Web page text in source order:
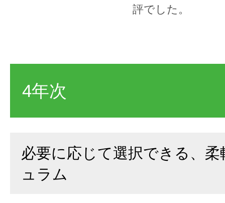
評でした。
4年次
必要に応じて選択できる、
ュラム